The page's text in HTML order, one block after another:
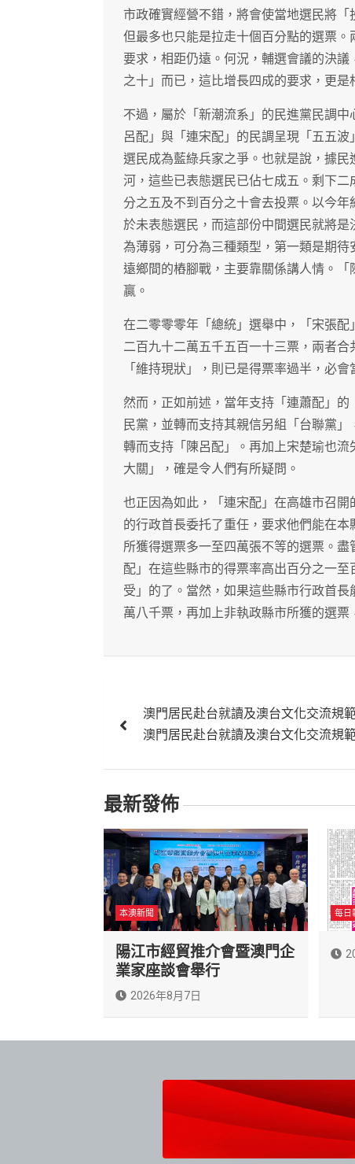
市政確實經營不錯，將會使當地選民將
但最多也只能是拉走十個百分點的選票
要求，相距仍遠。何況，輔選會議的決
之十」而已，這比增長四成的要求，更是
不過，屬於「新潮流系」的民進黨民調
呂配」與「連宋配」的民調呈現「五五
選民成為藍綠兵家之爭。也就是說，據
河，這些已表態選民已佔七成五。剩下
分之五及不到百分之十會去投票。以今
於未表態選民，而這部份中間選民就將
為薄弱，可分為三種類型，第一類是期
遠鄉間的樁腳戰，主要靠關係講人情。
贏。
在二零零零年「總統」選舉中，「宋張
二百九十二萬五千五百一十三票，兩者
「維持現狀」，則已是得票率過半，必會
然而，正如前述，當年支持「連蕭配」
民黨，並轉而支持其親信另組「台聯黨
轉而支持「陳呂配」。再加上宋楚瑜也
大關」，確是令人們有所疑問。
也正因為如此，「連宋配」在高雄市召
的行政首長委托了重任，要求他們能在本
所獲得選票多一至四萬張不等的選票。
配」在這些縣市的得票率高出百分之一
受」的了。當然，如果這些縣市行政首
萬八千票，再加上非執政縣市所獲的選票
章
覽
澳門居民赴台就讀及澳台文化交流規
澳門居民赴台就讀及澳台文化交流規
最新發佈
本澳新聞
陽江市經貿推介會暨澳門企
業家座談會舉行
2026年8月7日
每日